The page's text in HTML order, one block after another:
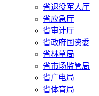
省退役军人厅
省应急厅
省审计厅
省政府国资委
省林草局
省市场监管局
省广电局
省体育局